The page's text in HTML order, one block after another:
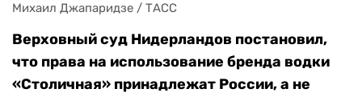
Михаил Джапаридзе / ТАСС
Верховный суд Нидерландов постановил,
что права на использование бренда водки
«Столичная» принадлежат России, а не